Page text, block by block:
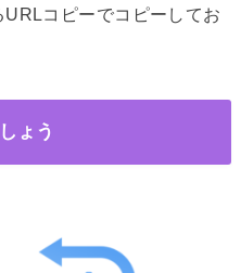
コピーでコピーしてお
ょう